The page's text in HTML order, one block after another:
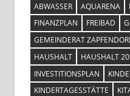
ABWASSER AQUARENA
FINANZPLAN
FREIBAD
GEMEINDERAT
HAUSHALT
HAUSHALT
INVESTITIONSPLAN
KINDERTAGESSTÄTTE